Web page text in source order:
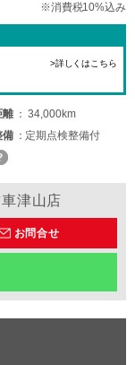
※消費税10%込み
>詳しくはこちら
離
34,000km
備
定期点検整備付
津山店
お問合せ